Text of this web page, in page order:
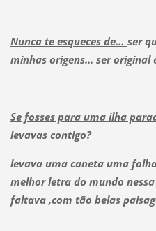
Nunca te esqueces de… ser
minhas origens... ser original
Se fosses para uma ilha
levavas contigo?
levava uma caneta uma
melhor letra do mundo
faltava ,com tão belas